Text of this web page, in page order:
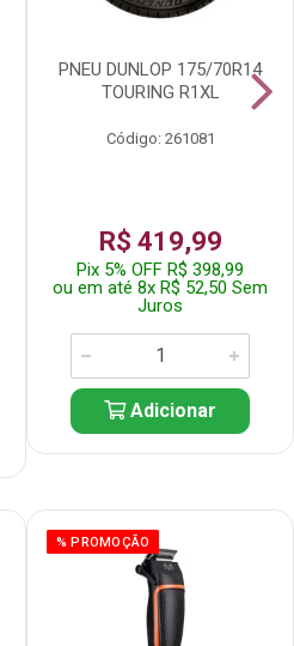
PNEU DUNLOP 175/70R14
TOURING R1XL
Código: 261081
R$ 419,99
Pix 5% OFF R$ 398,99
ou em até 8x R$ 52,50 Sem
Juros
Adicionar
% PROMOÇÃO